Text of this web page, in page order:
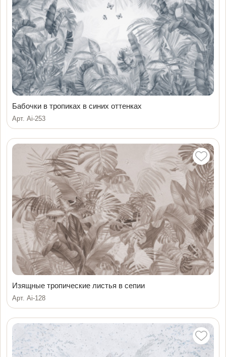
Бабочки в тропиках в синих оттенках
Арт. Ai-253
Изящные тропические листья в сепии
Арт. Ai-128